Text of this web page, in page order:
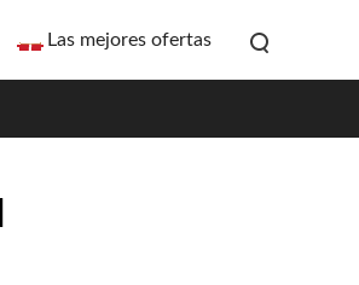
Las mejores ofertas